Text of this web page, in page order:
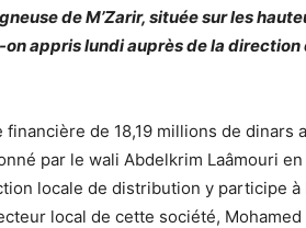
de M’Zarir, située sur les
appris lundi auprès de la
financière de 18,19 millions de dinars
par le wali Abdelkrim Laâmouri
locale de distribution y participe
local de cette société,